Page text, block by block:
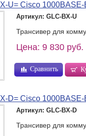
U= Cisco 1000BASE-
Артикул: GLC-BX-U
Трансивер для
Цена: 9 830 руб.
Сравнить
D= Cisco 1000BASE-
Артикул: GLC-BX-D
Трансивер для